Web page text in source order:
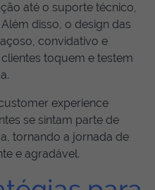
até o suporte técnico,
disso, o design das
convidativo e
toquem e testem
experience
se sintam parte de
tornando a jornada de
e agradável.